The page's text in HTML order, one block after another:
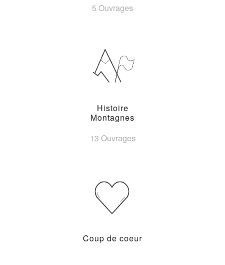
5 Ouvrages
Histoire
Montagnes
13 Ouvrages
Coup de coeur